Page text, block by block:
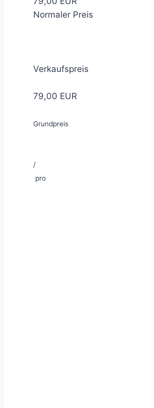
Normaler Preis
Verkaufspreis
79,00 EUR
Grundpreis
/
pro